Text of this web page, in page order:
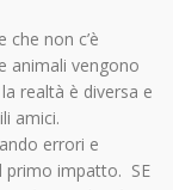
che non c’è
animali vengono
realtà è diversa e
amici.
errori e
primo impatto. SE